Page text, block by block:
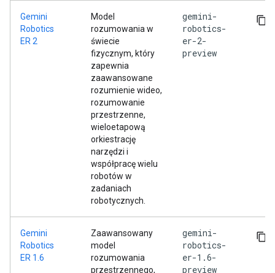
Gemini
Robotics
ER 2
Model
rozumowania w
świecie
fizycznym, który
zapewnia
zaawansowane
rozumienie wideo,
rozumowanie
przestrzenne,
wieloetapową
orkiestrację
narzędzi i
współpracę wielu
robotów w
zadaniach
robotycznych.
gemini-
robotics-
er-2-
preview
Gemini
Robotics
ER 1.6
Zaawansowany
model
rozumowania
przestrzennego,
gemini-
robotics-
er-1.6-
preview